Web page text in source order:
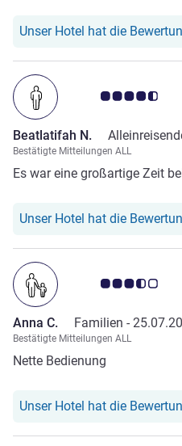
Rezeption war nett.
Unser Hotel hat die
Note
Beatlatifah N.
Bestätigte Mitteilungen ALL
Es war eine großartige Zeit
Unser Hotel hat die
Note
Anna C. Familien -
Bestätigte Mitteilungen ALL
Nette Bedienung
Unser Hotel hat die